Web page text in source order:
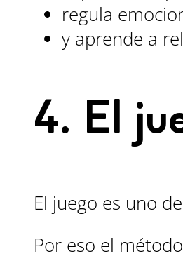
regula
y aprende a
4. El
El juego es uno
Por eso el